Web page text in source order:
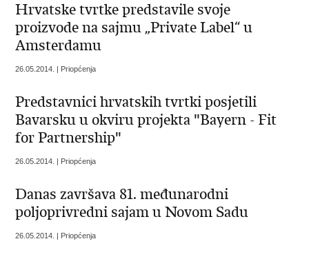
Hrvatske tvrtke predstavile svoje
proizvode na sajmu „Private Label“ u
Amsterdamu
26.05.2014. | Priopćenja
Predstavnici hrvatskih tvrtki posjetili
Bavarsku u okviru projekta "Bayern - Fit
for Partnership"
26.05.2014. | Priopćenja
Danas završava 81. međunarodni
poljoprivredni sajam u Novom Sadu
26.05.2014. | Priopćenja